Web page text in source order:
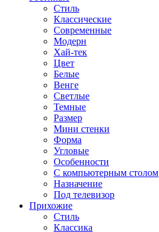
Стиль
Классические
Современные
Модерн
Хай-тек
Цвет
Белые
Венге
Светлые
Темные
Размер
Мини стенки
Форма
Угловые
Особенности
С компьютерным столом
Назначение
Под телевизор
Прихожие
Стиль
Классика